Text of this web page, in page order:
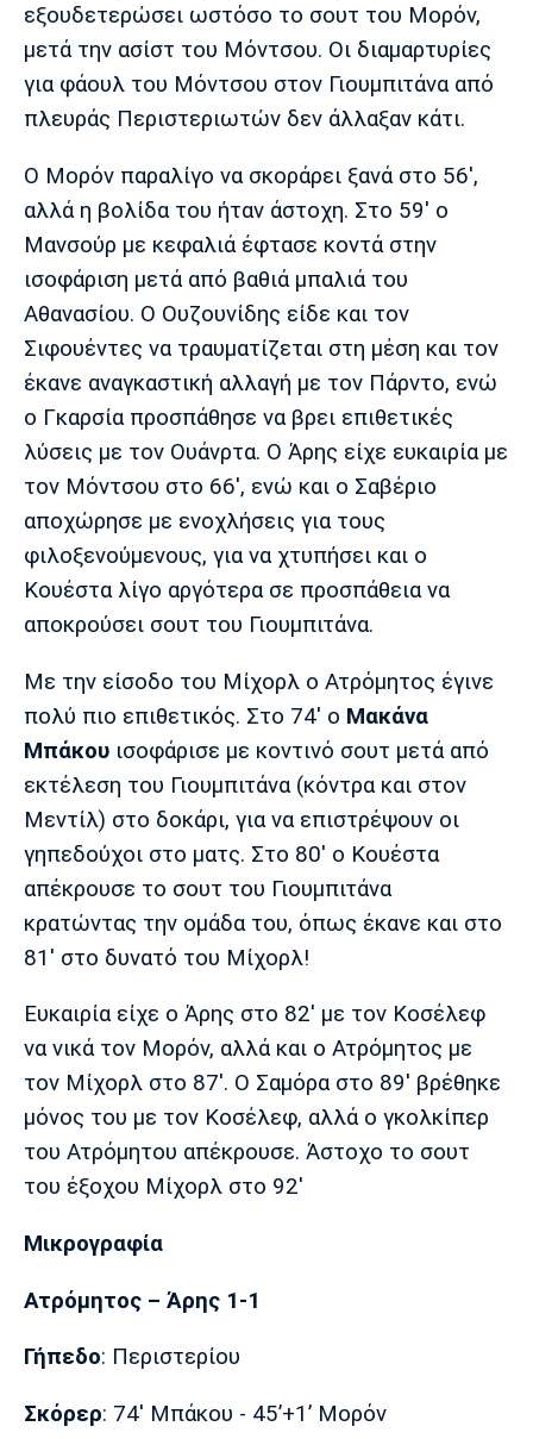
εξουδετερώσει ωστόσο το σουτ του Μορόν,
μετά την ασίστ του Μόντσου. Οι διαμαρτυρίες
για φάουλ του Μόντσου στον Γιουμπιτάνα από
πλευράς Περιστεριωτών δεν άλλαξαν κάτι.
Ο Μορόν παραλίγο να σκοράρει ξανά στο 56',
αλλά η βολίδα του ήταν άστοχη. Στο 59' ο
Μανσούρ με κεφαλιά έφτασε κοντά στην
ισοφάριση μετά από βαθιά μπαλιά του
Αθανασίου. Ο Ουζουνίδης είδε και τον
Σιφουέντες να τραυματίζεται στη μέση και τον
έκανε αναγκαστική αλλαγή με τον Πάρντο, ενώ
ο Γκαρσία προσπάθησε να βρει επιθετικές
λύσεις με τον Ουάνρτα. Ο Άρης είχε ευκαιρία με
τον Μόντσου στο 66', ενώ και ο Σαβέριο
αποχώρησε με ενοχλήσεις για τους
φιλοξενούμενους, για να χτυπήσει και ο
Κουέστα λίγο αργότερα σε προσπάθεια να
αποκρούσει σουτ του Γιουμπιτάνα.
Με την είσοδο του Μίχορλ ο Ατρόμητος έγινε
πολύ πιο επιθετικός. Στο 74' ο Μακάνα
Μπάκου ισοφάρισε με κοντινό σουτ μετά από
εκτέλεση του Γιουμπιτάνα (κόντρα και στον
Μεντίλ) στο δοκάρι, για να επιστρέψουν οι
γηπεδούχοι στο ματς. Στο 80' ο Κουέστα
απέκρουσε το σουτ του Γιουμπιτάνα
κρατώντας την ομάδα του, όπως έκανε και στο
81' στο δυνατό του Μίχορλ!
Ευκαιρία είχε ο Άρης στο 82' με τον Κοσέλεφ
να νικά τον Μορόν, αλλά και ο Ατρόμητος με
τον Μίχορλ στο 87'. Ο Σαμόρα στο 89' βρέθηκε
μόνος του με τον Κοσέλεφ, αλλά ο γκολκίπερ
του Ατρόμητου απέκρουσε. Άστοχο το σουτ
του έξοχου Μίχορλ στο 92'
Μικρογραφία
Ατρόμητος – Άρης 1-1
Γήπεδο: Περιστερίου
Σκόρερ: 74' Μπάκου - 45’+1’ Μορόν